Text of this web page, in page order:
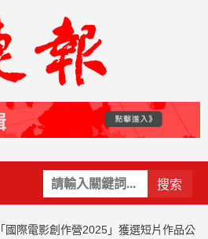
關
鍵
Primary
Menu
「國際電影創作營2025」獲選短片作品公